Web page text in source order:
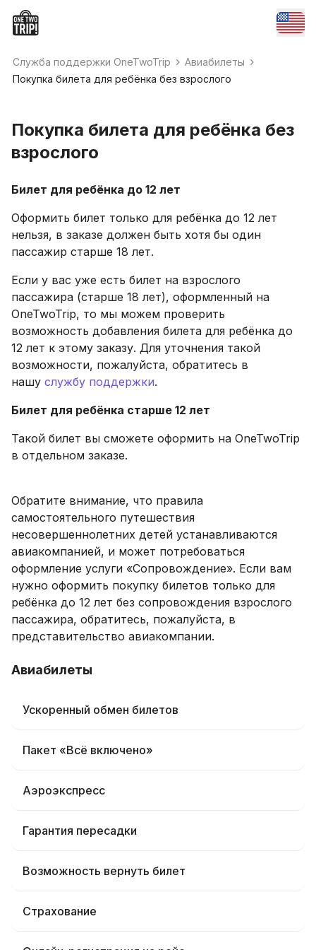
Служба поддержки OneTwoTrip
Авиабилеты
Покупка билета для ребёнка без взрослого
Покупка билета для ребёнка без
взрослого
Билет для ребёнка до 12 лет
Оформить билет только для ребёнка до 12 лет
нельзя, в заказе должен быть хотя бы один
пассажир старше 18 лет.
Если у вас уже есть билет на взрослого
пассажира (старше 18 лет), оформленный на
OneTwoTrip, то мы можем проверить
возможность добавления билета для ребёнка до
12 лет к этому заказу. Для уточнения такой
возможности, пожалуйста, обратитесь в
нашу службу поддержки.
Билет для ребёнка старше 12 лет
Такой билет вы сможете оформить на OneTwoTrip
в отдельном заказе.
Обратите внимание, что правила
самостоятельного путешествия
несовершеннолетних детей устанавливаются
авиакомпанией, и может потребоваться
оформление услуги «Сопровождение». Если вам
нужно оформить покупку билетов только для
ребёнка до 12 лет без сопровождения взрослого
пассажира, обратитесь, пожалуйста, в
представительство авиакомпании.
Авиабилеты
Ускоренный обмен билетов
Пакет «Всё включено»
Аэроэкспресс
Гарантия пересадки
Возможность вернуть билет
Страхование